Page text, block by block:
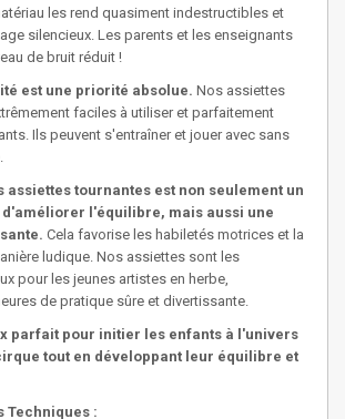
les rend quasiment indestructibles et
silencieux. Les parents et les enseignants
de bruit réduit !
est une priorité absolue. Nos assiettes
faciles à utiliser et parfaitement
Ils peuvent s'entraîner et jouer avec sans
assiettes tournantes est non seulement un
l'équilibre, mais aussi une
Cela favorise les habiletés motrices et la
ludique. Nos assiettes sont les
pour les jeunes artistes en herbe,
de pratique sûre et divertissante.
parfait pour initier les enfants à l'univers
tout en développant leur équilibre et
Techniques :